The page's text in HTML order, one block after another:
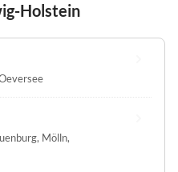
Holstein
, Mölln,